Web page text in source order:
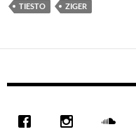
TIESTO
ZIGER